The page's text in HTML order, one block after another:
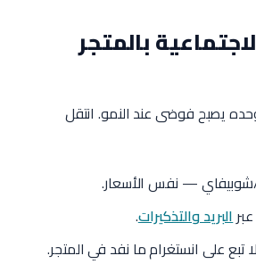
بالمتجر
يصبح فوضى عند النمو. انتقل
— نفس الأسعار.
البريد والتذكيرات.
على انستغرام ما نفد في المتجر.